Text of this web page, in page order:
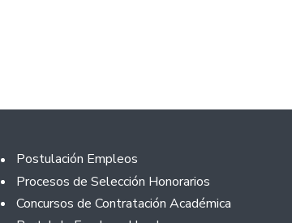
Footer
Postulación Empleos
Procesos de Selección Honorarios
Concursos de Contratación Académica